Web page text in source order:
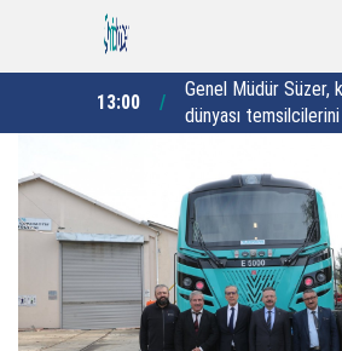
12:00
“Geri gönderme
‘kötü muameleye